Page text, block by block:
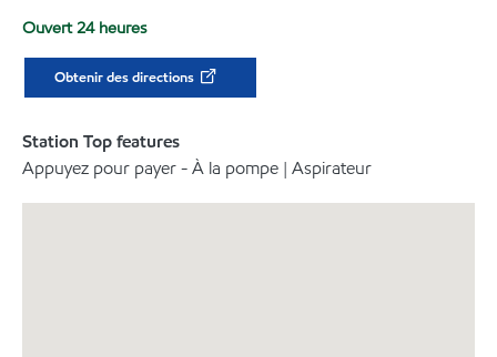
Ouvert 24 heures
Obtenir des directions
Station Top features
Appuyez pour payer - À la pompe | Aspirateur